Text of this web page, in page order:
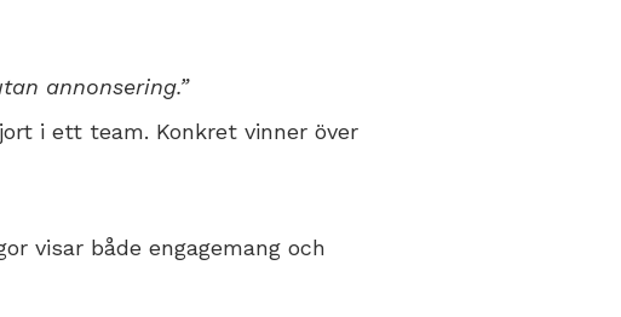
annonsering.”
i ett team. Konkret vinner över
visar både engagemang och